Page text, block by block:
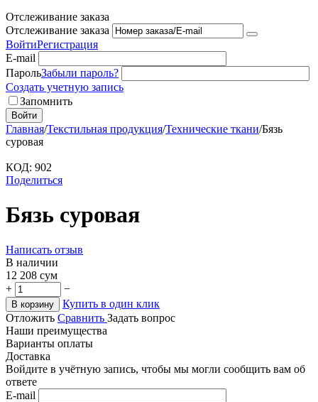
Отслеживание заказа
Отслеживание заказа
ВойтиРегистрация
E-mail
ПарольЗабыли пароль?
Создать учетную запись
Запомнить
Войти
Главная/Текстильная продукция/Технические ткани/Бязь
суровая
КОД: 902
Поделиться
Бязь суровая
Написать отзыв
В наличии
12 208 сум
+
−
В корзину
Купить в один клик
Отложить Сравнить Задать вопрос
Наши преимущества
Варианты оплаты
Доставка
Войдите в учётную запись, чтобы мы могли сообщить вам об
ответе
E-mail